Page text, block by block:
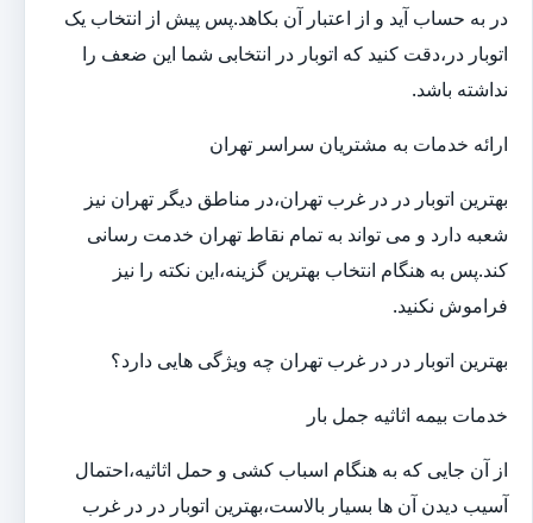
در به حساب آید و از اعتبار آن بکاهد.پس پیش از انتخاب یک
اتوبار در،دقت کنید که اتوبار در انتخابی شما این ضعف را
نداشته باشد.
ارائه خدمات به مشتریان سراسر تهران
بهترین اتوبار در در غرب تهران،در مناطق دیگر تهران نیز
شعبه دارد و می تواند به تمام نقاط تهران خدمت رسانی
کند.پس به هنگام انتخاب بهترین گزینه،این نکته را نیز
فراموش نکنید.
بهترین اتوبار در در غرب تهران چه ویژگی هایی دارد؟
خدمات بیمه اثاثیه جمل بار
از آن جایی که به هنگام اسباب کشی و حمل اثاثیه،احتمال
آسیب دیدن آن ها بسیار بالاست،بهترین اتوبار در در غرب